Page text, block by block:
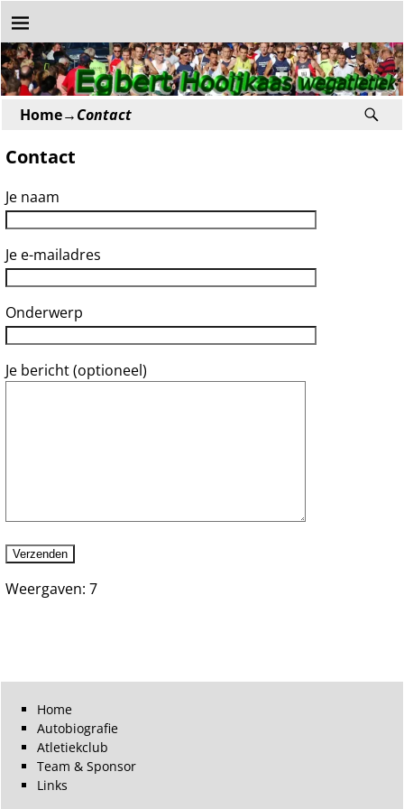
Home→Contact
Contact
Je naam
Je e-mailadres
Onderwerp
Je bericht (optioneel)
Weergaven: 7
Home
Autobiografie
Atletiekclub
Team & Sponsor
Links